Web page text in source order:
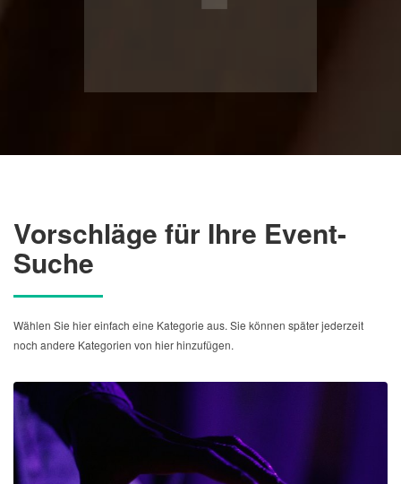
Vorschläge für Ihre Event-
Suche
Wählen Sie hier einfach eine Kategorie aus. Sie können später jederzeit
noch andere Kategorien von hier hinzufügen.